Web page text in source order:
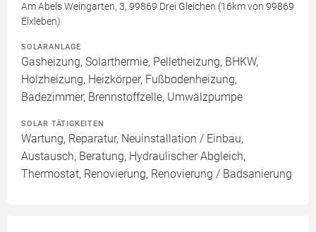
Am Abels Weingarten, 3, 99869 Drei Gleichen (16km von 99869
Elxleben)
SOLARANLAGE
Gasheizung, Solarthermie, Pelletheizung, BHKW,
Holzheizung, Heizkörper, Fußbodenheizung,
Badezimmer, Brennstoffzelle, Umwälzpumpe
SOLAR TÄTIGKEITEN
Wartung, Reparatur, Neuinstallation / Einbau,
Austausch, Beratung, Hydraulischer Abgleich,
Thermostat, Renovierung, Renovierung / Badsanierung